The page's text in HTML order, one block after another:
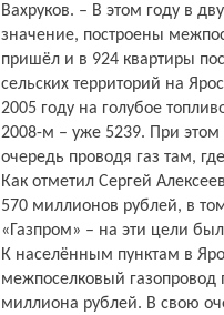
Вахруков. – В этом году в
значение, построены
пришёл и в 924 квартиры
сельских территорий на
2005 году на голубое
2008-м – уже 5239. При
очередь проводя газ там,
Как отметил Сергей
570 миллионов рублей, в
«Газпром» – на эти цели
К населённым пунктам в
межпоселковый газопровод
миллиона рублей. В свою